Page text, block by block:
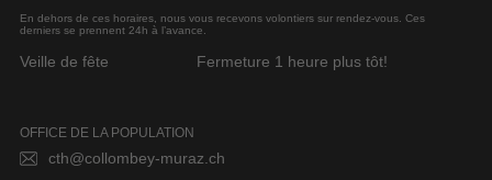
En dehors de ces horaires, nous vous recevons volontiers sur rendez-vous. Ces
derniers se prennent 24h à l’avance.
Veille de fête Fermeture 1 heure plus tôt!
OFFICE DE LA POPULATION
cth@collombey-muraz.ch